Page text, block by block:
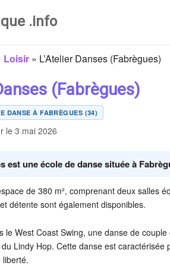
.info
Loisir » L’Atelier Danses (Fabrègues)
(Fabrègues)
DANSE À FABRÈGUES (34)
le 3 mai 2026
est une école de danse située à
de 380 m², comprenant deux
détente sont également disponibles.
le West Coast Swing, une danse de
Lindy Hop. Cette danse est
liberté.